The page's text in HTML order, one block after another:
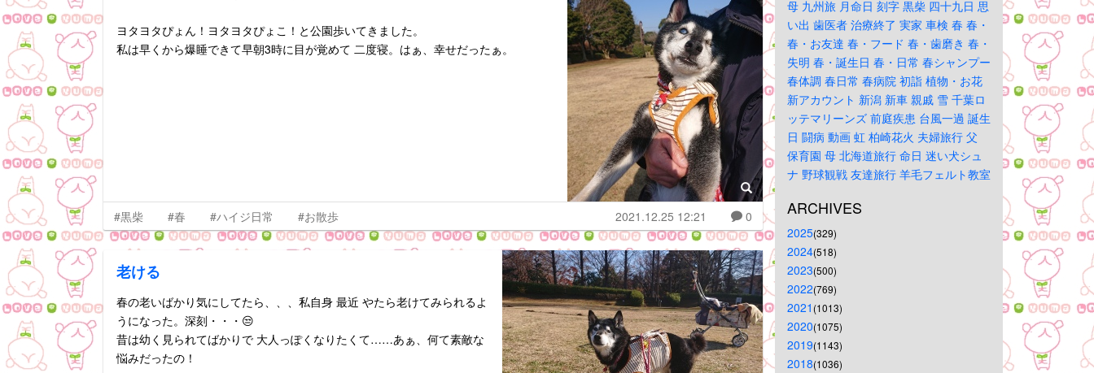
ヨタヨタぴょん！ヨタヨタぴょこ！と公園歩いてきました。
私は早くから爆睡できて早朝3時に目が覚めて 二度寝。はぁ、幸せだったぁ。
#黒柴 #春 #ハイジ日常 #お散歩 2021.12.25 12:21 0
老ける
春の老いばかり気にしてたら、、、私自身 最近 やたら老けてみられるよ
うになった。深刻・・・😒
昔は幼く見られてばかりで 大人っぽくなりたくて……あぁ、何て素敵な
悩みだったの！
母 九州旅 月命日 刻字 黒柴 四十九日 思
い出 歯医者 治療終了 実家 車検 春 春・
春・お友達 春・フード 春・歯磨き 春・
失明 春・誕生日 春・日常 春シャンプー
春体調 春日常 春病院 初詣 植物・お花
新アカウント 新潟 新車 親戚 雪 千葉ロ
ッテマリーンズ 前庭疾患 台風一過 誕生
日 闘病 動画 虹 柏崎花火 夫婦旅行 父
保育園 母 北海道旅行 命日 迷い犬シュ
ナ 野球観戦 友達旅行 羊毛フェルト教室
ARCHIVES
2025(329)
2024(518)
2023(500)
2022(769)
2021 (1013)
2020(1075)
2019(1143)
2018(1036)